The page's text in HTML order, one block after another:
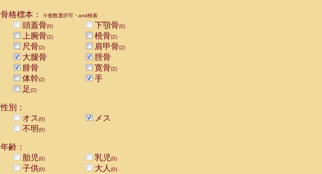
格標本： ※複数選択可・and検索
頭蓋骨(0) 下顎骨(0)
上腕骨(2) 橈骨(2)
尺骨(2) 肩甲骨(2)
大腿骨
脛骨
腓骨
寛骨(2)
体幹(2)
手
足(2)
別：
オス(0)
メス
不明(0)
齢：
胎児(0) 乳児(0)
子供(0) 大人 (0)